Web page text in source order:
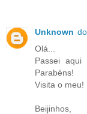
Unknown
Olá...
Passei
Parabéns!
Visita o meu!
Beijinhos,